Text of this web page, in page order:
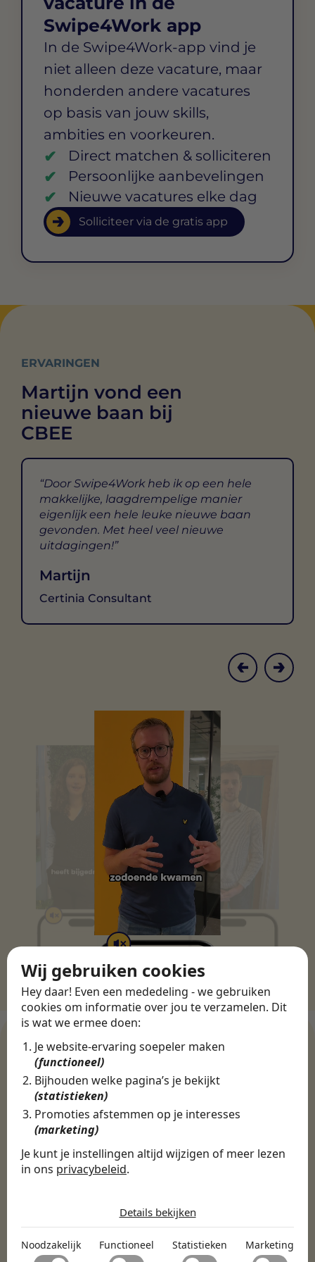
Wij gebruiken cookies
Hey daar! Even een mededeling - we gebruiken
cookies om informatie over jou te verzamelen. Dit
is wat we ermee doen:
Je website-ervaring soepeler maken
(functioneel)
Bijhouden welke pagina’s je bekijkt
(statistieken)
Promoties afstemmen op je interesses
(marketing)
Je kunt je instellingen altijd wijzigen of meer lezen
in ons privacybeleid.
Noodzakelijk
Noodzakelijke cookies helpen een website bruikbaar te
Details bekijken
Noodzakelijk Functioneel Statistieken Marketing
Swipe4Work app
In de Swipe4Work-app vind je
niet alleen deze vacature, maar
honderden andere vacatures
op basis van jouw skills,
ambities en voorkeuren.
Direct matchen & solliciteren
Persoonlijke aanbevelingen
Nieuwe vacatures elke dag
Solliciteer via de gratis app
ERVARINGEN
Martijn vond een
nieuwe baan bij
CBEE
Door Swipe4Work heb ik op een hele
makkelijke, laagdrempelige manier
eigenlijk een hele leuke nieuwe baan
gevonden. Met heel veel nieuwe
uitdagingen!
Martijn
Certinia Consultant
Ontdek meer dan 500+
werkgevers
Finance, HR & administratie ICT
Zorg & Welzijn